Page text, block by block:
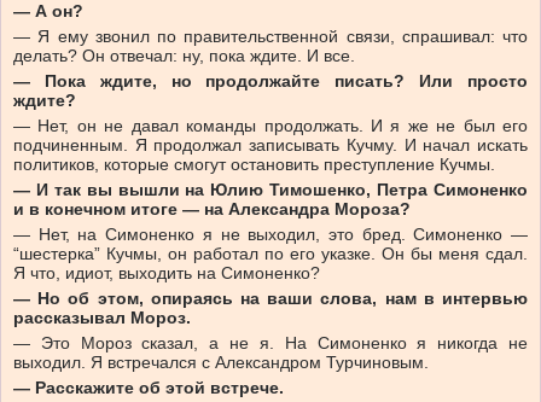
— А он?
— Я ему звонил по правительственной связи, спрашивал: что
делать? Он отвечал: ну, пока ждите. И все.
— Пока ждите, но продолжайте писать? Или просто
ждите?
— Нет, он не давал команды продолжать. И я же не был его
подчиненным. Я продолжал записывать Кучму. И начал искать
политиков, которые смогут остановить преступление Кучмы.
— И так вы вышли на Юлию Тимошенко, Петра Симоненко
и в конечном итоге — на Александра Мороза?
— Нет, на Симоненко я не выходил, это бред. Симоненко —
“шестерка” Кучмы, он работал по его указке. Он бы меня сдал.
Я что, идиот, выходить на Симоненко?
— Но об этом, опираясь на ваши слова, нам в интервью
рассказывал Мороз.
— Это Мороз сказал, а не я. На Симоненко я никогда не
выходил. Я встречался с Александром Турчиновым.
— Расскажите об этой встрече.